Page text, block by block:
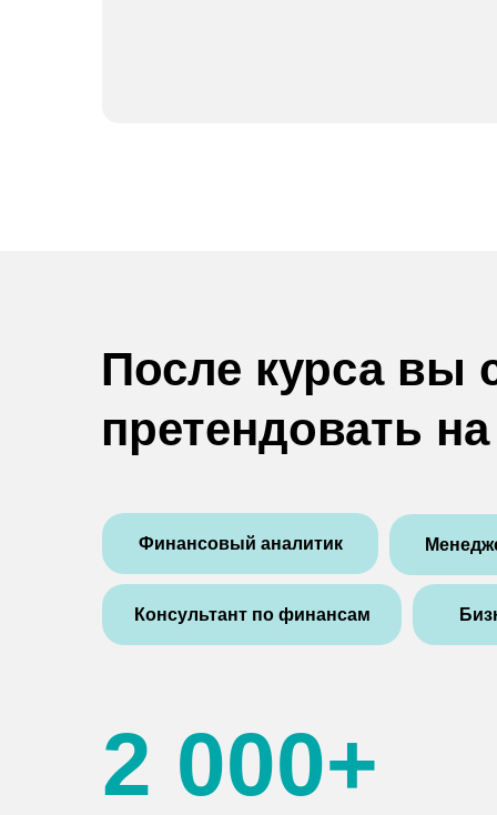
Финансовый аналитик
Консультант по финансам
После курса вы
претендовать
2 000+